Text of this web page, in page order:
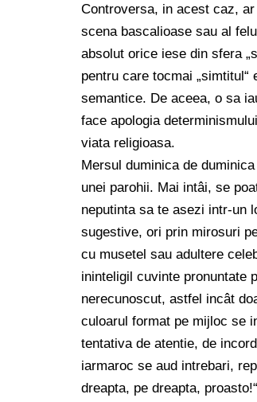
Controversa, in acest caz,
scena bascalioase sau al
absolut orice iese din sfera
pentru care tocmai
semantice. De aceea, o sa
face apologia
viata religioasa.
Mersul duminica de
unei parohii. Mai intâi, se
neputinta sa te asezi intr-un
sugestive, ori prin mirosuri
cu musetel sau adultere
ininteligil cuvinte pronuntate
nerecunoscut, astfel incât
culoarul format pe mijloc se
tentativa de atentie, de
iarmaroc se aud intrebari,
dreapta, pe dreapta,